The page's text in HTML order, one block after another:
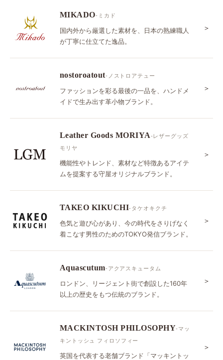
MIKADO-ミカド
国内外から厳選した素材を、日本の熟練職人
が丁寧に仕立てた逸品。
＞
nostoroatout-ノストロアテュー
ファッションを彩る最後の一品を、ハンドメ
イドで生み出す革小物ブランド。
＞
Leather Goods MORIYA-レザーグッズ
モリヤ
機能性やトレンド、素材など特徴あるアイテ
ムを提案する守屋オリジナルブランド。
＞
TAKEO KIKUCHI-タケオキクチ
色気と遊び心があり、今の時代をさりげなく
着こなす男性のためのTOKYO発信ブランド。
＞
Aquascutum-アクアスキュータム
ロンドン、リージェント街で創設した160年
以上の歴史をもつ伝統のブランド。
＞
MACKINTOSH PHILOSOPHY-マッ
キントッシュ フィロソフィー
英国を代表する老舗ブランド「マッキントッ
＞